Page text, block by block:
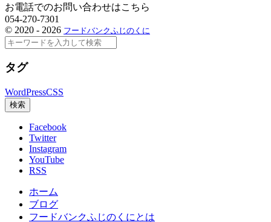
お電話でのお問い合わせはこちら
054-270-7301
© 2020 - 2026 フードバンクふじのくに
検
タグ
WordPressCSS
検索
Facebook
Twitter
Instagram
YouTube
RSS
ホーム
ブログ
フードバンクふじのくにとは